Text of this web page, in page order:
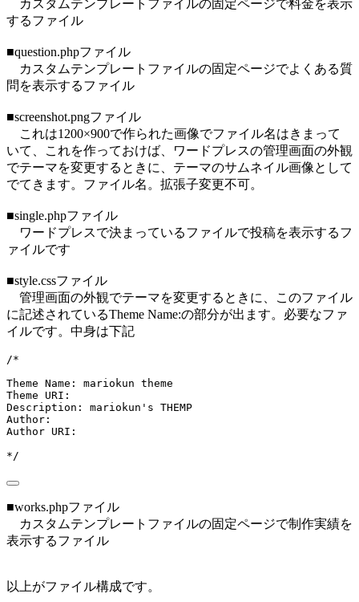
カスタムテンプレートファイルの固定ページで料金を表示
するファイル
■question.phpファイル
カスタムテンプレートファイルの固定ページでよくある質
問を表示するファイル
■screenshot.pngファイル
これは1200×900で作られた画像でファイル名はきまって
いて、これを作っておけば、ワードプレスの管理画面の外観
でテーマを変更するときに、テーマのサムネイル画像として
でてきます。ファイル名。拡張子変更不可。
■single.phpファイル
ワードプレスで決まっているファイルで投稿を表示するフ
ァイルです
■style.cssファイル
管理画面の外観でテーマを変更するときに、このファイル
に記述されているTheme Name:の部分が出ます。必要なファ
イルです。中身は下記
/*
Theme Name: mariokun theme
Theme URI:
Description: mariokun's THEMP
Author:
Author URI:
*/
■works.phpファイル
カスタムテンプレートファイルの固定ページで制作実績を
表示するファイル
以上がファイル構成です。